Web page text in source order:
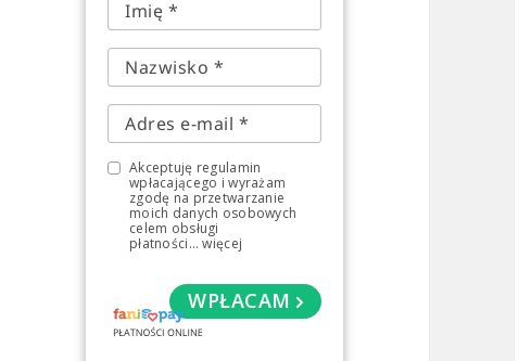
Akceptuję regulamin
wpłacającego i wyrażam
zgodę na przetwarzanie
moich danych osobowych
celem obsługi
płatności... więcej
WPŁACAM